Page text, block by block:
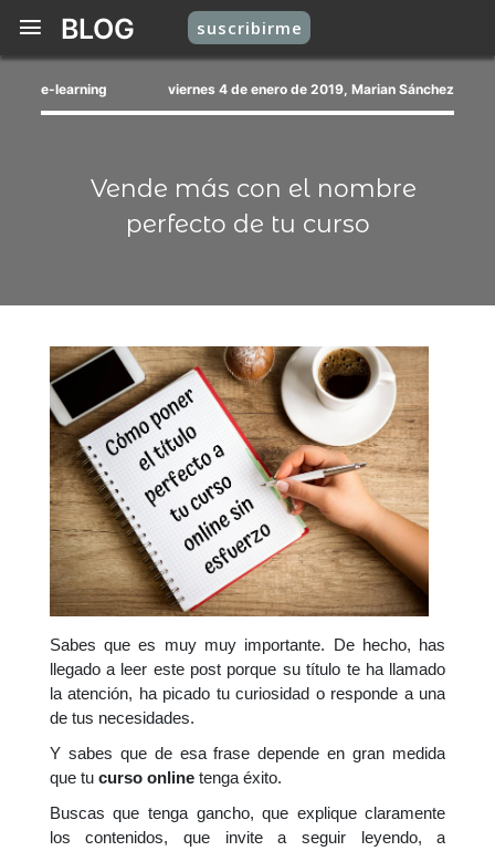
BLOG suscribirme
e-learning viernes 4 de enero de 2019, Marian Sánchez
Vende más con el nombre
perfecto de tu curso
Sabes que es muy muy importante. De hecho, has
llegado a leer este post porque su título te ha llamado
la atención, ha picado tu curiosidad o responde a una
de tus necesidades.
Y sabes que de esa frase depende en gran medida
que tu curso onlinetenga éxito.
Buscas que tenga gancho, que explique claramente
los contenidos, que invite a seguir leyendo, a